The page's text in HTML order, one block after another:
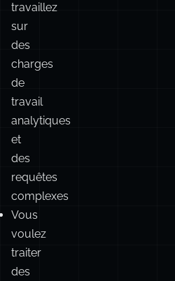
ou
les
fonctions
edge
Vous
travaillez
sur
des
charges
de
travail
analytiques
et
des
requêtes